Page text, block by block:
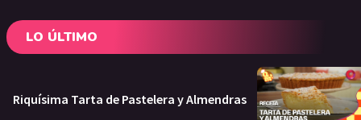
LO ÚLTIMO
Riquísima Tarta de Pastelera y Almendras